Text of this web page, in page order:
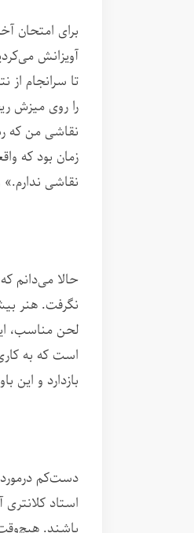
برای امتحان
آویزانش
تا سرانجام
را روی میزش
زمان بود که
نقاشی
حالا می‌دانم
نگرفت. هنر
لحن مناسب،
است که به
بازدارد و این
دست‌کم
استاد کلانتری
باشند.